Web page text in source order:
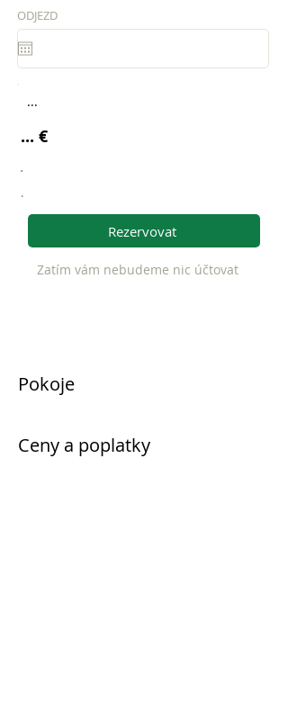
ODJEZD
...
... €
.
.
Rezervovat
Zatím vám nebudeme nic účtovat
Pokoje
Ceny a poplatky